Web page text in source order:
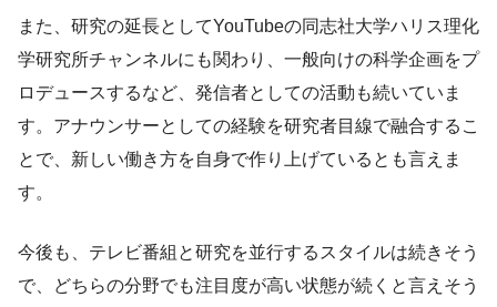
また、研究の延長としてYouTubeの同志社大学ハリス理化
学研究所チャンネルにも関わり、一般向けの科学企画をプ
ロデュースするなど、発信者としての活動も続いていま
す。アナウンサーとしての経験を研究者目線で融合するこ
とで、新しい働き方を自身で作り上げているとも言えま
す。
今後も、テレビ番組と研究を並行するスタイルは続きそう
で、どちらの分野でも注目度が高い状態が続くと言えそう